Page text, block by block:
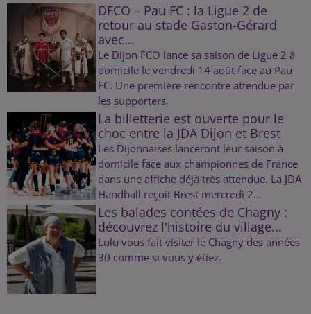
DFCO – Pau FC : la Ligue 2 de
retour au stade Gaston-Gérard
avec...
Le Dijon FCO lance sa saison de Ligue 2 à
domicile le vendredi 14 août face au Pau
FC. Une première rencontre attendue par
les supporters.
La billetterie est ouverte pour le
choc entre la JDA Dijon et Brest
Les Dijonnaises lanceront leur saison à
domicile face aux championnes de France
dans une affiche déjà très attendue. La JDA
Handball reçoit Brest mercredi 2...
Les balades contées de Chagny :
découvrez l'histoire du village...
Lulu vous fait visiter le Chagny des années
30 comme si vous y étiez.